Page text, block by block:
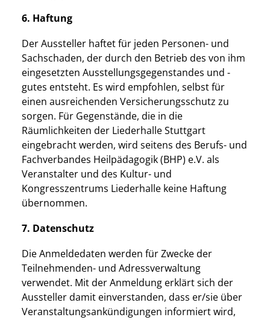
6. Haftung
Der Aussteller haftet für jeden Personen- und
Sachschaden, der durch den Betrieb des von ihm
eingesetzten Ausstellungsgegenstandes und -
gutes entsteht. Es wird empfohlen, selbst für
einen ausreichenden Versicherungsschutz zu
sorgen. Für Gegenstände, die in die
Räumlichkeiten der Liederhalle Stuttgart
eingebracht werden, wird seitens des Berufs- und
Fachverbandes Heilpädagogik (BHP) e.V. als
Veranstalter und des Kultur- und
Kongresszentrums Liederhalle keine Haftung
übernommen.
7. Datenschutz
Die Anmeldedaten werden für Zwecke der
Teilnehmenden- und Adressverwaltung
verwendet. Mit der Anmeldung erklärt sich der
Aussteller damit einverstanden, dass er/sie über
Veranstaltungsankündigungen informiert wird,